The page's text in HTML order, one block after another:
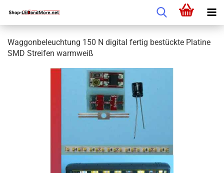
Waggonbeleuchtung 150 N digital fertig bestückte Platine
SMD Streifen warmweiß